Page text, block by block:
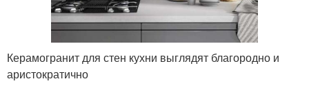
Керамогранит для стен кухни выглядят благородно и
аристократично